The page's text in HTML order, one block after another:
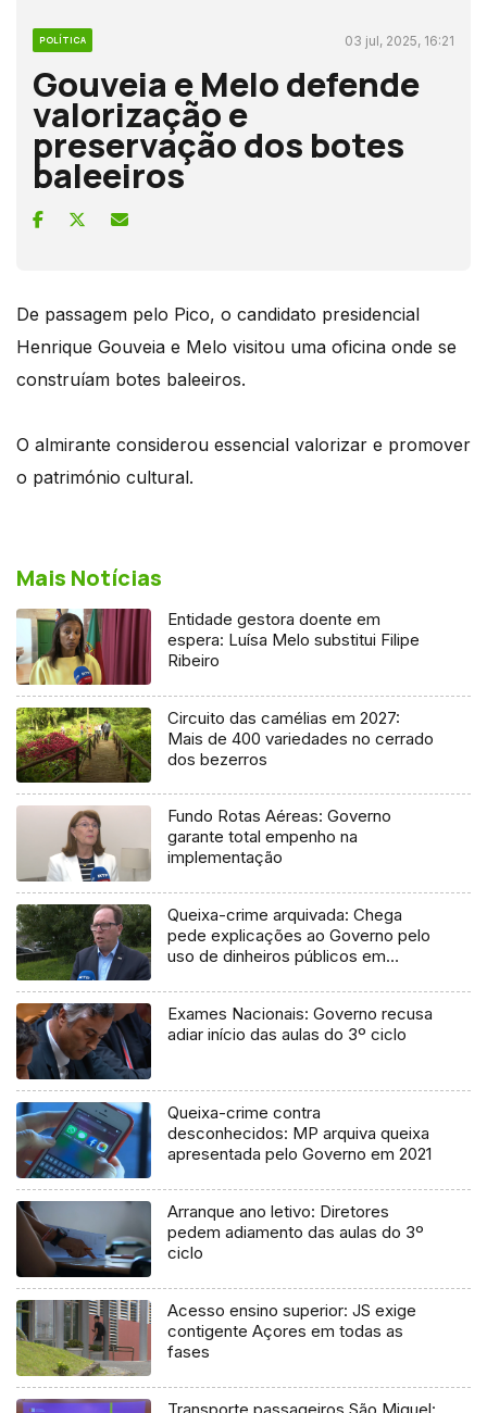
POLÍTICA 03 jul, 2025, 16:21
Gouveia e Melo defende
valorização e
preservação dos botes
baleeiros
De passagem pelo Pico, o candidato presidencial
Henrique Gouveia e Melo visitou uma oficina onde se
construíam botes baleeiros.
O almirante considerou essencial valorizar e promover
o património cultural.
Mais Notícias
Entidade gestora doente em
espera: Luísa Melo substitui Filipe
Ribeiro
Circuito das camélias em 2027:
Mais de 400 variedades no cerrado
dos bezerros
Fundo Rotas Aéreas: Governo
garante total empenho na
implementação
Queixa-crime arquivada: Chega
pede explicações ao Governo pelo
uso de dinheiros públicos em
Exames Nacionais: Governo recusa
adiar início das aulas do 3º ciclo
Queixa-crime contra
desconhecidos: MP arquiva queixa
apresentada pelo Governo em 2021
Arranque ano letivo: Diretores
pedem adiamento das aulas do 3º
ciclo
Acesso ensino superior: JS exige
contigente Açores em todas as
fases